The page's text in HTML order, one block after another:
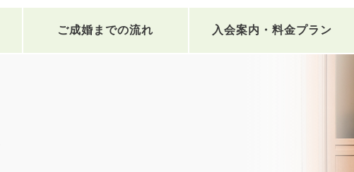
ご成婚までの流れ 入会案内・料金プラン